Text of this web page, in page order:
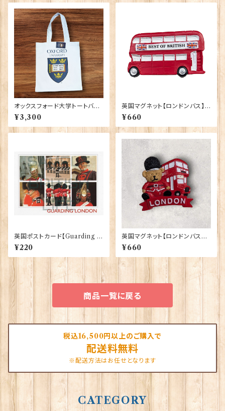
オックスフォード大学トートバッ
グ Elgate Products 90378
¥3,300
英国マグネット【ロンドンバス】E
lgate Products 90030（130
05）
¥660
英国ポストカード【Guarding L
ondon】Jadges 90339-04
¥220
英国マグネット【ロンドンバスベ
ア】A&S Gifts 90030
¥660
商品一覧に戻る
税込16,500円以上のご購入で
配送料無料
※配送方法はお任せとなります
CATEGORY